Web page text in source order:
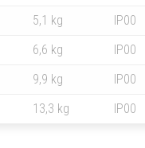
5,1 kg
IP00
6,6 kg
IP00
9,9 kg
IP00
13,3 kg IP00